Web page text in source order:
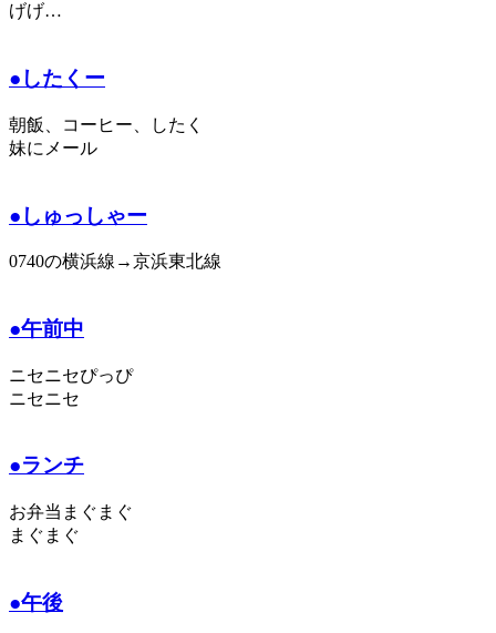
げげ…
●したくー
朝飯、コーヒー、したく
妹にメール
●しゅっしゃー
0740の横浜線→京浜東北線
●午前中
ニセニセぴっぴ
ニセニセ
●ランチ
お弁当まぐまぐ
まぐまぐ
●午後